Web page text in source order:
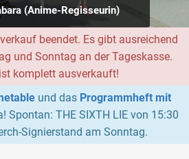
(Anime-Regisseurin)
beendet. Es gibt ausreichend
und Sonntag an der Tageskasse.
komplett ausverkauft!
und das Programmheft mit
Spontan: THE SIXTH LIE von 15:30
Signierstand am Sonntag.